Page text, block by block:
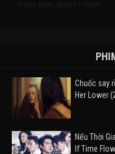
Prison Break: Season 1 trailer
Chuốc say
Her Lower
Nếu Thời
If Time